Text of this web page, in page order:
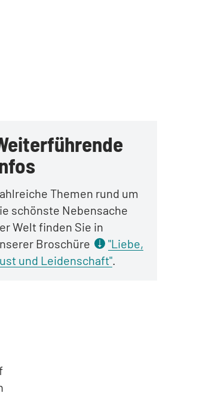
Themen rund um
schönste Nebensache
Welt finden Sie in
Broschüre
"Liebe,
und Leidenschaft".